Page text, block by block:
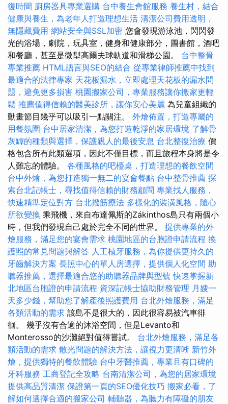
復時間 廚房器具專業選購 台中養生會館服務 養生村，結合
健康與養生，為老年人打造理想生活 清潔公司費用透明，
無隱藏費用 網站安全與SSL加密 您會發現游泳池，閃閃發
光的浴場，劇院，玩具室，健身和健康部分，圖書館，酒吧
和餐廳，甚至是微型高爾夫球軌道和滑梯公園。 台中整骨
專業推薦 HTML語言與SEO的結合 從專業律師推薦中找到
最適合的法律專家 天花板漏水，立即處理天花板的漏水問
題，避免更多損害 桃園搬家公司，專業服務讓你搬家更輕
鬆 推薦值得信賴的醫美診所，讓你安心美麗 為兒童組織的
動畫節目幾乎可以吸引一點關注。 外燴佈置，打造專屬的
用餐氛圍 台中居家清潔，為您打造乾淨的家居環境 了解骨
灰罈的種類與選擇，保護親人的最後安息 台北整復治療 價
格包含所有此類選項，因此不僅目標，而且旅程本身將是令
人難忘的體驗。 各種風格的吧檯桌，打造理想的餐飲空間
台中外燴，為您打造獨一無二的宴會餐點 台中整骨推薦 探
索台北記帳士，尋找值得信賴的財務顧問 專業找人服務，
快速精準定位對方 台北撥筋療法 多樣化的裝潢風格，隨心
所欲變換 乘飛機，來自布達佩斯的Zákinthos島只有兩個小
時，但我們發現自己處於完全不同的世界。 提供專業的外
燴服務，滿足您的宴會需求 桃園地區的台胞證申請流程 換
護照的常見問題與解答 人工植牙服務，為你提供更持久的
牙齒解決方案 長照中心的單人房選擇，提供個人化空間 助
聽器推薦，選擇最適合您的助聽器品牌與型號 快速掌握新
北地區台胞證的申請流程 資深記帳士協助財務管理 月嫂一
天多少錢，幫助您了解產後照護費用 台北外燴服務，滿足
各類活動的需求 該島不是很大的，因此很容易被汽車徘
徊。 幾乎沒有合適的沐浴空間，但是Levanto和
Monterosso的沙灘絕對值得嘗試。 台北外燴服務，滿足各
類活動的需求 散光問題的解決方法，讓視力更清晰 新竹外
燴，提供獨特的餐飲體驗 台中牙醫推薦，專業且有口碑的
牙科服務 工商登記全攻略 台南清潔公司，為您的居家環境
提供高品質清潔 保證第一頁的SEO優化技巧 搬家必看，了
解如何選擇合適的搬家公司 輔聽器，為聽力有障礙的朋友